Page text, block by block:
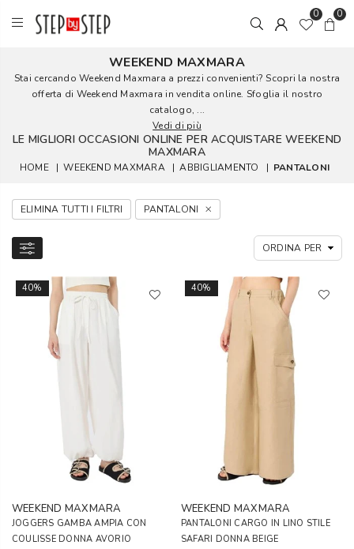
0 0
WEEKEND MAXMARA
Stai cercando Weekend Maxmara a prezzi convenienti? Scopri la nostra
offerta di Weekend Maxmara in vendita online. Sfoglia il nostro
catalogo, ...
Vedi di più
LE MIGLIORI OCCASIONI ONLINE PER ACQUISTARE WEEKEND
MAXMARA
HOME | WEEKEND MAXMARA | ABBIGLIAMENTO | PANTALONI
ELIMINA TUTTI I FILTRI PANTALONI
40%
WEEKEND MAXMARA
JOGGERS GAMBA AMPIA CON
COULISSE DONNA AVORIO
40%
WEEKEND MAXMARA
PANTALONI CARGO IN LINO STILE
SAFARI DONNA BEIGE